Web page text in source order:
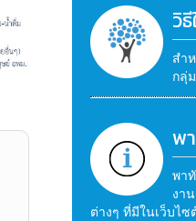
วิ
สำ
กลุ่
พ
พา
งา
ต่างๆ ที่มีในเว็บไซ